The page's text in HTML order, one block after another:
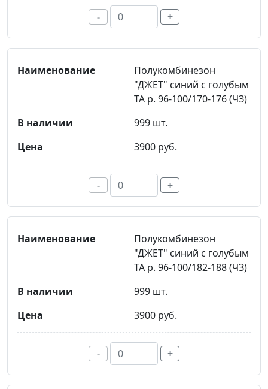
- +
Полукомбинезон
"ДЖЕТ" синий с голубым
ТА р. 96-100/170-176 (ЧЗ)
999 шт.
3900 руб.
- +
Полукомбинезон
"ДЖЕТ" синий с голубым
ТА р. 96-100/182-188 (ЧЗ)
999 шт.
3900 руб.
- +